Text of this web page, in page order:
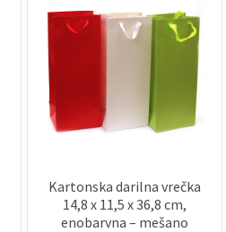
Kartonska darilna vrečka
14,8 x 11,5 x 36,8 cm,
enobarvna – mešano